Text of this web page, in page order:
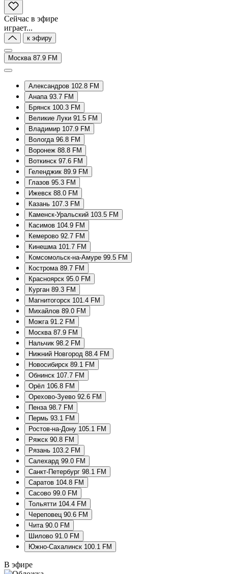
Сейчас в эфире
играет...
к эфиру
Москва 87.9 FM
Александров 102.8 FM
Анапа 93.7 FM
Брянск 100.3 FM
Великие Луки 91.5 FM
Владимир 107.9 FM
Вологда 96.8 FM
Воронеж 88.8 FM
Воткинск 97.6 FM
Геленджик 89.9 FM
Глазов 95.3 FM
Ижевск 88.0 FM
Казань 107.3 FM
Каменск-Уральский 103.5 FM
Касимов 104.9 FM
Кемерово 92.7 FM
Кинешма 101.7 FM
Комсомольск-на-Амуре 99.5 FM
Кострома 89.7 FM
Красноярск 95.0 FM
Курган 89.3 FM
Магнитогорск 101.4 FM
Михайлов 89.0 FM
Можга 91.2 FM
Москва 87.9 FM
Нальчик 98.2 FM
Нижний Новгород 88.4 FM
Новосибирск 89.1 FM
Обнинск 107.7 FM
Орёл 106.8 FM
Орехово-Зуево 92.6 FM
Пенза 98.7 FM
Пермь 93.1 FM
Ростов-на-Дону 105.1 FM
Ряжск 90.8 FM
Рязань 103.2 FM
Салехард 99.0 FM
Санкт-Петербург 98.1 FM
Саратов 104.8 FM
Сасово 99.0 FM
Тольятти 104.4 FM
Череповец 90.6 FM
Чита 90.0 FM
Шилово 91.0 FM
Южно-Сахалинск 100.1 FM
В эфире